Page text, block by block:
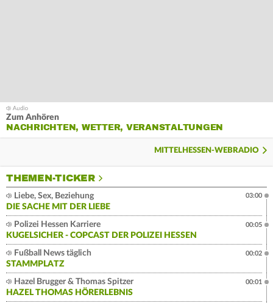
Zum Anhören
NACHRICHTEN, WETTER, VERANSTALTUNGEN
MITTELHESSEN-WEBRADIO
THEMEN-TICKER
Liebe, Sex, Beziehung
DIE SACHE MIT DER LIEBE
03:00
Polizei Hessen Karriere
KUGELSICHER - COPCAST DER POLIZEI HESSEN
00:05
Fußball News täglich
STAMMPLATZ
00:02
Hazel Brugger & Thomas Spitzer
HAZEL THOMAS HÖRERLEBNIS
00:01